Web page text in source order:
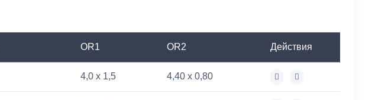
OR1 OR2 Действия
4,0 x 1,5 4,40 x 0,80